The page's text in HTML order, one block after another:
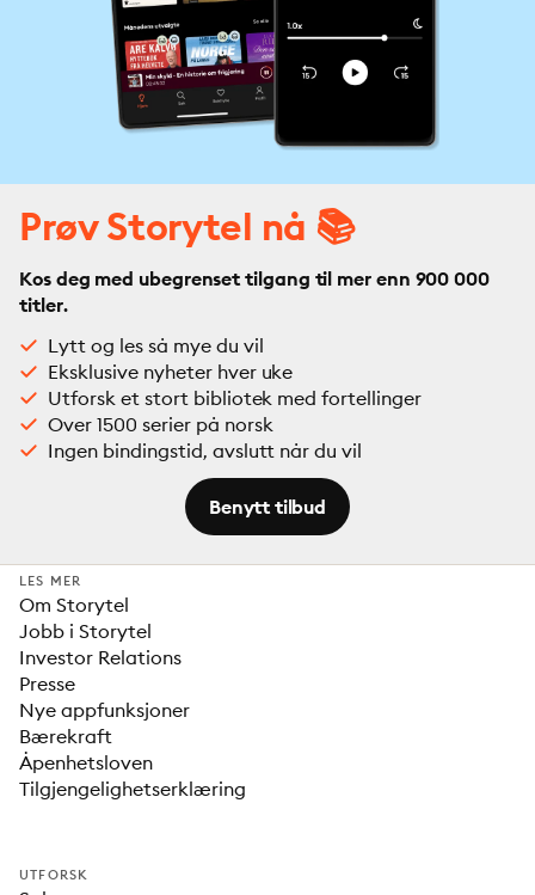
Prøv Storytel nå 📚
Kos deg med ubegrenset tilgang til mer enn 900 000
titler.
Lytt og les så mye du vil
Eksklusive nyheter hver uke
Utforsk et stort bibliotek med fortellinger
Over 1500 serier på norsk
Ingen bindingstid, avslutt når du vil
Benytt tilbud
LES MER
Om Storytel
Jobb i Storytel
Investor Relations
Presse
Nye appfunksjoner
Bærekraft
Åpenhetsloven
Tilgjengelighetserklæring
UTFORSK